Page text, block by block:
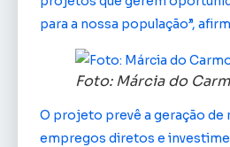
para a nossa população”,
Foto: Márcia do
O projeto prevê a geração de
empregos diretos e